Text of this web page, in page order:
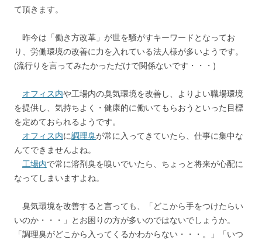
て頂きます。
昨今は「働き方改革」が世を騒がすキーワードとなってお
り、労働環境の改善に力を入れている法人様が多いようです。
(流行りを言ってみたかっただけで関係ないです・・・)
オフィス内や工場内の臭気環境を改善し、よりよい職場環境
を提供し、気持ちよく・健康的に働いてもらおうといった目標
を定めておられるようです。
オフィス内に調理臭が常に入ってきていたら、仕事に集中な
んてできませんよね。
工場内で常に溶剤臭を嗅いでいたら、ちょっと将来が心配に
なってしまいますよね。
臭気環境を改善すると言っても、「どこから手をつけたらい
いのか・・・」とお困りの方が多いのではないでしょうか。
「調理臭がどこから入ってくるかわからない・・・。」「いつ